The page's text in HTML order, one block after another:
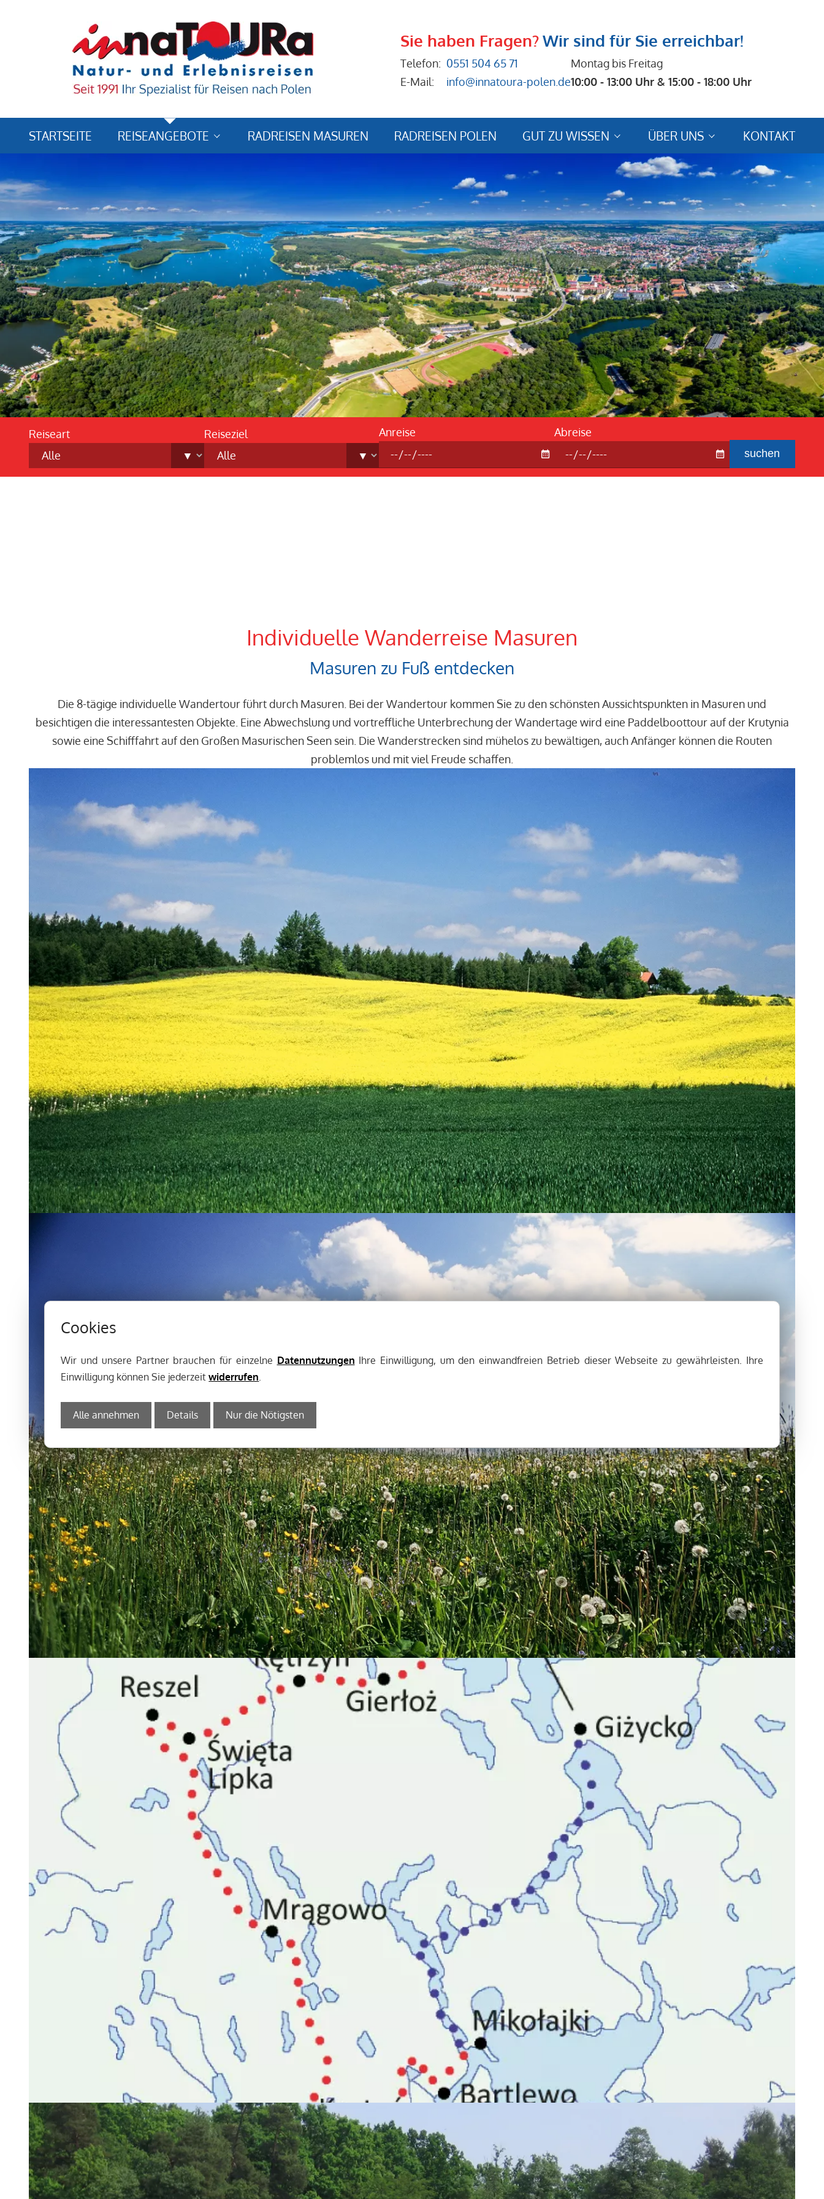
Sie haben Fragen?Wir sind für Sie erreichbar!
Telefon: 0551 504 65 71
E-Mail:
info@innatoura-polen.de
Montag bis Freitag
10:00 - 13:00 Uhr & 15:00 - 18:00 Uhr
STARTSEITE REISEANGEBOTE
Reisearten
RADREISEN MASUREN RADREISEN POLEN GUT ZU WISSEN
Buchungshinweise
Reiseschutz
Reisebedingung
FAQ - Fragen und Antworten
ÜBER UNS
Reiseberichte / Bewertungen
Bewertungsformular
KONTAKT
Reiseart Reiseziel Anreise Abreise
suchen
Individuelle Wanderreise Masuren
Masuren zu Fuß entdecken
Die 8-tägige individuelle Wandertour führt durch Masuren. Bei der Wandertour kommen Sie zu den schönsten Aussichtspunkten in Masuren und
besichtigen die interessantesten Objekte. Eine Abwechslung und vortreffliche Unterbrechung der Wandertage wird eine Paddelboottour auf der Krutynia
sowie eine Schifffahrt auf den Großen Masurischen Seen sein. Die Wanderstrecken sind mühelos zu bewältigen, auch Anfänger können die Routen
problemlos und mit viel Freude schaffen.
Cookies
Wir und unsere Partner brauchen für einzelne Datennutzungen Ihre Einwilligung, um den einwandfreien Betrieb dieser Webseite zu gewährleisten. Ihre
Einwilligung können Sie jederzeitwiderrufen.
Alle annehmen Details Nur die Nötigsten